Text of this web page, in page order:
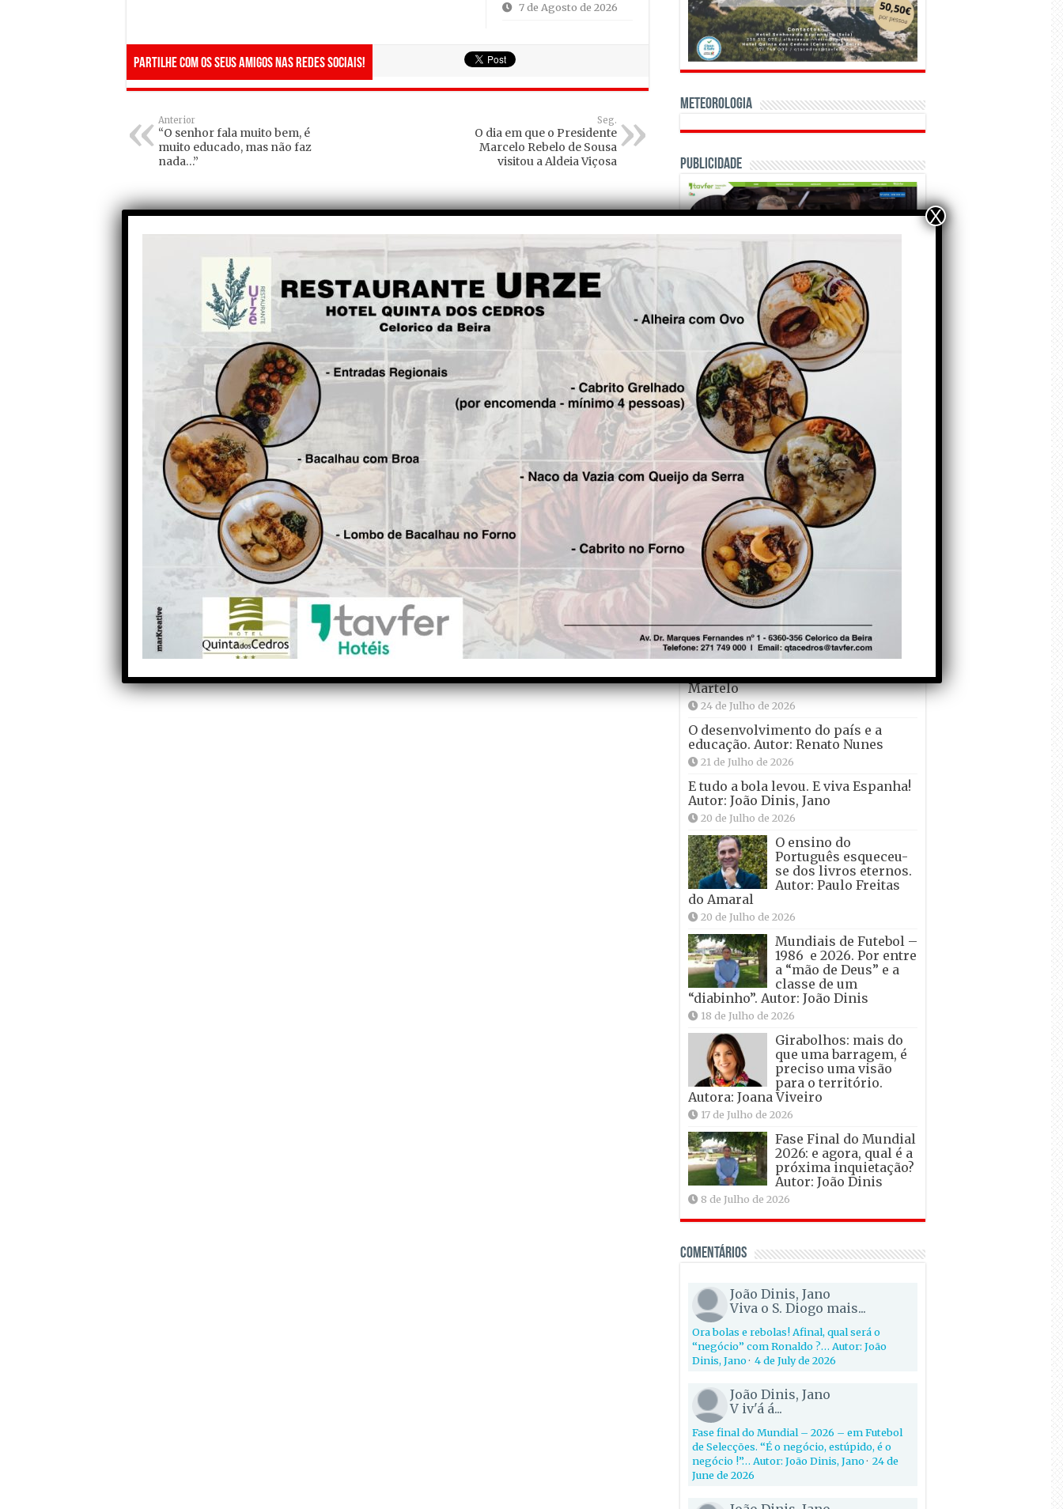
7 de Agosto de 2026
Partilhe com os seus amigos nas redes sociais!
Anterior
“O senhor fala muito bem, é
muito educado, mas não faz
nada…”
Seg.
O dia em que o Presidente
Marcelo Rebelo de Sousa
visitou a Aldeia Viçosa
Meteorologia
Publicidade
OPINIÃO E CRÓNICAS
Matraquilhos… Autor: Fernando
Roldão
6 de Agosto de 2026
A marca Sporting em
todo o mundo está a
crescer atrás de
Ronaldo. Autor: Paulo
Freitas do Amaral
5 de Agosto de 2026
Falso crescimento…
Autor: Nuno Pereira
1 de Agosto de 2026
Tadei Pogacar vence o “Tour” – A
“Volta a França em Bicicleta” pela
27 de Julho de 2026
Condecorem o Primeiro ! – que ele
não quer ir de férias! Autor: Carlos
Martelo
24 de Julho de 2026
O desenvolvimento do país e a
educação. Autor: Renato Nunes
21 de Julho de 2026
E tudo a bola levou. E viva Espanha!
Autor: João Dinis, Jano
20 de Julho de 2026
O ensino do
Português esqueceu-
se dos livros eternos.
Autor: Paulo Freitas
do Amaral
20 de Julho de 2026
Mundiais de Futebol –
1986 e 2026. Por entre
a “mão de Deus” e a
classe de um
“diabinho”. Autor: João Dinis
18 de Julho de 2026
Girabolhos: mais do
que uma barragem, é
preciso uma visão
para o território.
Autora: Joana Viveiro
17 de Julho de 2026
Fase Final do Mundial
2026: e agora, qual é a
próxima inquietação?
Autor: João Dinis
8 de Julho de 2026
Comentários
João Dinis, Jano
Viva o S. Diogo mais...
Ora bolas e rebolas! Afinal, qual será o
“negócio” com Ronaldo ?… Autor: João
Dinis, Jano· 4 de July de 2026
João Dinis, Jano
V iv'á á...
Fase final do Mundial – 2026 – em Futebol
de Selecções. “É o negócio, estúpido, é o
negócio !”… Autor: João Dinis, Jano· 24 de
June de 2026
X